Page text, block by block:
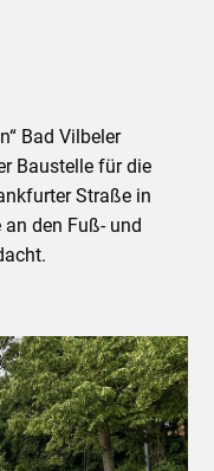
Bad Vilbeler
Baustelle für die
Straße in
den Fuß- und